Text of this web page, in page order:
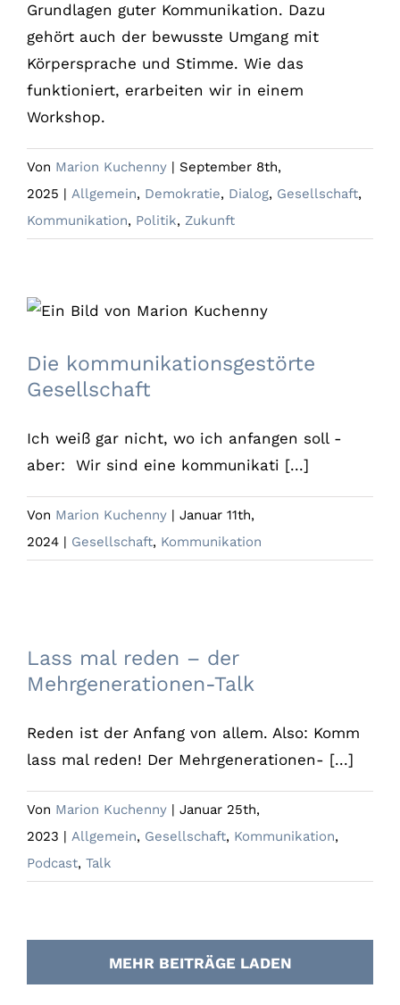
Grundlagen guter Kommunikation. Dazu
gehört auch der bewusste Umgang mit
Körpersprache und Stimme. Wie das
funktioniert, erarbeiten wir in einem
Workshop.
Von Marion Kuchenny | September 8th,
2025 | Allgemein, Demokratie, Dialog, Gesellschaft,
Kommunikation, Politik, Zukunft
Die kommunikationsgestörte
Gesellschaft
Ich weiß gar nicht, wo ich anfangen soll -
aber: Wir sind eine kommunikati [...]
Von Marion Kuchenny | Januar 11th,
2024 | Gesellschaft, Kommunikation
Lass mal reden – der
Mehrgenerationen-Talk
Reden ist der Anfang von allem. Also: Komm
lass mal reden! Der Mehrgenerationen- [...]
Von Marion Kuchenny | Januar 25th,
2023 | Allgemein, Gesellschaft, Kommunikation,
Podcast, Talk
MEHR BEITRÄGE LADEN